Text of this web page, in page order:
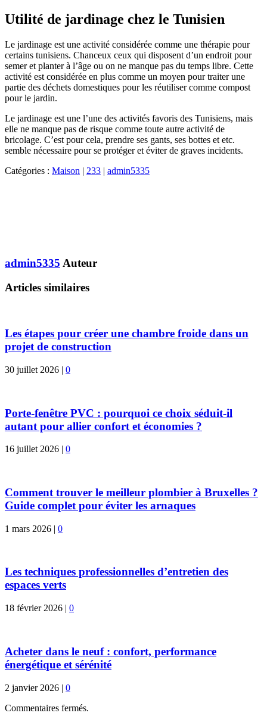
Utilité de jardinage chez le Tunisien
Le jardinage est une activité considérée comme une thérapie pour
certains tunisiens. Chanceux ceux qui disposent d’un endroit pour
semer et planter à l’âge ou on ne manque pas du temps libre. Cette
activité est considérée en plus comme un moyen pour traiter une
partie des déchets domestiques pour les réutiliser comme compost
pour le jardin.
Le jardinage est une l’une des activités favoris des Tunisiens, mais
elle ne manque pas de risque comme toute autre activité de
bricolage. C’est pour cela, prendre ses gants, ses bottes et etc.
semble nécessaire pour se protéger et éviter de graves incidents.
Catégories : Maison | 233 | admin5335
admin5335 Auteur
Articles similaires
Les étapes pour créer une chambre froide dans un
projet de construction
30 juillet 2026 | 0
Porte-fenêtre PVC : pourquoi ce choix séduit-il
autant pour allier confort et économies ?
16 juillet 2026 | 0
Comment trouver le meilleur plombier à Bruxelles ?
Guide complet pour éviter les arnaques
1 mars 2026 | 0
Les techniques professionnelles d’entretien des
espaces verts
18 février 2026 | 0
Acheter dans le neuf : confort, performance
énergétique et sérénité
2 janvier 2026 | 0
Commentaires fermés.